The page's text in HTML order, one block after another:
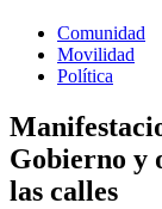
Comunidad
Movilidad
Política
Gobierno y
las calles